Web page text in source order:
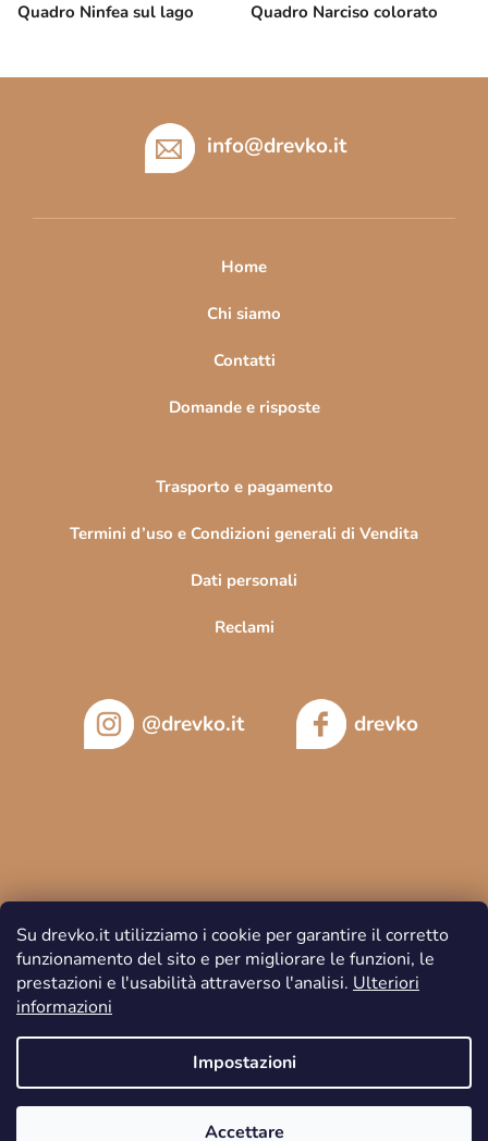
Su drevko.it utilizziamo i cookie per garantire il corretto
funzionamento del sito e per migliorare le funzioni, le
prestazioni e l'usabilità attraverso l'analisi. Ulteriori
informazioni
Impostazioni
Accettare
Quadro Ninfea sul lago Quadro Narciso colorato
info@drevko.it
Home
Chi siamo
Contatti
Domande e risposte
Trasporto e pagamento
Termini d’uso e Condizioni generali di Vendita
Dati personali
Reclami
@drevko.it drevko